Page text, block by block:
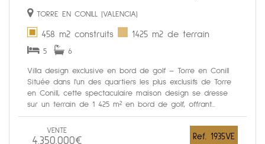
TORRE EN CONILL (VALENCIA)
458 m2 construits 1425 m2 de terrain
5 6
Villa design exclusive en bord de golf – Torre en Conill
Située dans l'un des quartiers les plus exclusifs de Torre
en Conill, cette spectaculaire maison design se dresse
sur un terrain de 1 425 m² en bord de golf, offrant...
VENTE
4.350.000€ Ref. 1935VE